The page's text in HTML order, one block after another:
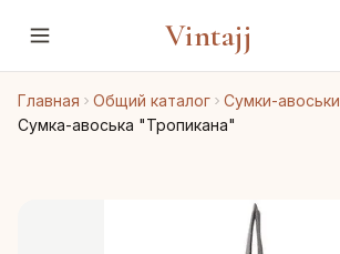
Vintajj
Главная Общий каталог
Сумки-авоськи
Сумка-авоська "Тропикана"